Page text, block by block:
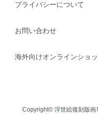
プライバシーについて
お問い合わせ
海外向けオンラインショ
Copyright© 浮世絵復刻版